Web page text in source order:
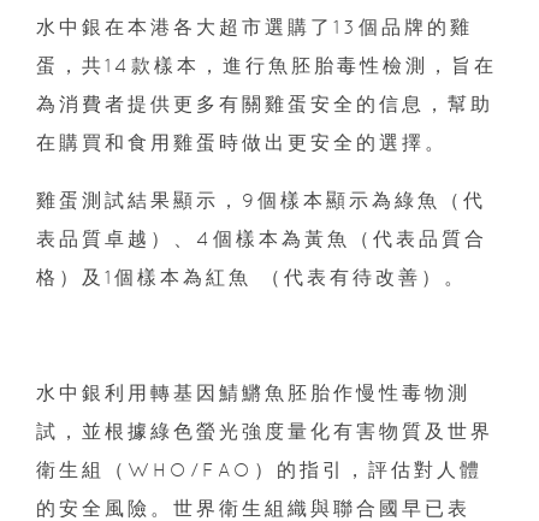
水中銀在本港各大超市選購了13個品牌的雞
蛋，共14款樣本，進行魚胚胎毒性檢測，旨在
為消費者提供更多有關雞蛋安全的信息，幫助
在購買和食用雞蛋時做出更安全的選擇。
雞蛋測試結果顯示，9個樣本顯示為綠魚（代
表品質卓越）、4個樣本為黃魚（代表品質合
格）及1個樣本為紅魚 （代表有待改善）。
水中銀利用轉基因鯖鱂魚胚胎作慢性毒物測
試，並根據綠色螢光強度量化有害物質及世界
衛生組（WHO/FAO）的指引，評估對人體
的安全風險。世界衛生組織與聯合國早已表